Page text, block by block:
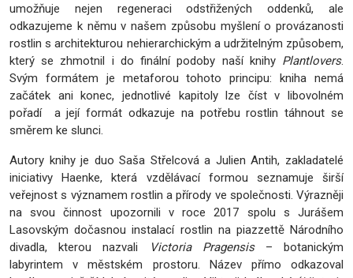
umožňuje nejen regeneraci odstřižených oddenků, ale
odkazujeme k němu v našem způsobu myšlení o provázanosti
rostlin s architekturou nehierarchickým a udržitelným způsobem,
který se zhmotnil i do finální podoby naší knihy Plantlovers.
Svým formátem je metaforou tohoto principu: kniha nemá
začátek ani konec, jednotlivé kapitoly lze číst v libovolném
pořadí a její formát odkazuje na potřebu rostlin táhnout se
směrem ke slunci.
Autory knihy je duo Saša Střelcová a Julien Antih, zakladatelé
iniciativy Haenke, která vzdělávací formou seznamuje širší
veřejnost s významem rostlin a přírody ve společnosti. Výrazněji
na svou činnost upozornili v roce 2017 spolu s Jurášem
Lasovským dočasnou instalací rostlin na piazzettě Národního
divadla, kterou nazvali
Victoria Pragensis– botanickým
labyrintem v městském prostoru. Název přímo odkazoval